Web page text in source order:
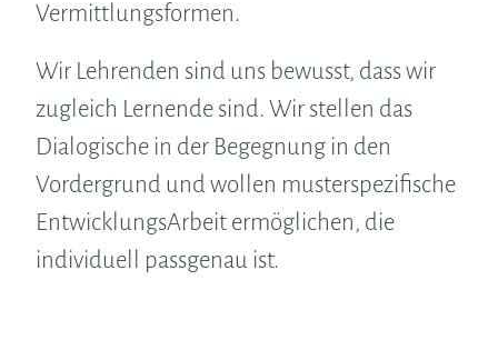
Vermittlungsformen.
Wir Lehrenden sind uns bewusst, dass wir
zugleich Lernende sind. Wir stellen das
Dialogische in der Begegnung in den
Vordergrund und wollen musterspezifische
EntwicklungsArbeit ermöglichen, die
individuell passgenau ist.